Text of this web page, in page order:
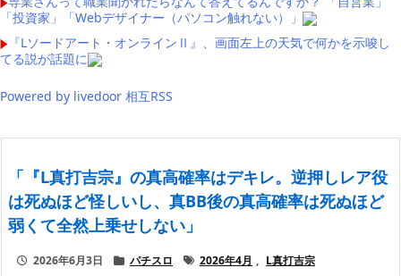
「投資家」「Webデザイナー（パソコン触れない）」
『Lソードアート・オンラインⅡ』、画面左上の天気で何かを示唆し
てる説が話題に
Powered by livedoor 相互RSS
「『L真打吉宗』の真高確率はデキレ。逆押しレア役
は死ぬほど怪しいし、真BB後の真高確率は死ぬほど
弱くて全然上乗せしない」
2026年6月3日 パチスロ 2026年4月 , L真打吉宗